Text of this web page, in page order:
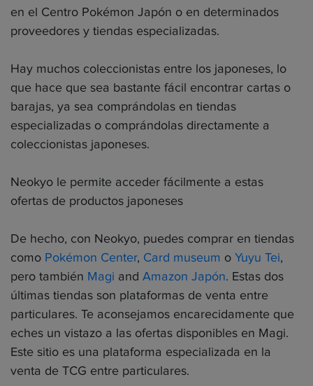
en el Centro Pokémon Japón o en determinados
proveedores y tiendas especializadas.
Hay muchos coleccionistas entre los japoneses, lo
que hace que sea bastante fácil encontrar cartas o
barajas, ya sea comprándolas en tiendas
especializadas o comprándolas directamente a
coleccionistas japoneses.
Neokyo le permite acceder fácilmente a estas
ofertas de productos japoneses
De hecho, con Neokyo, puedes comprar en tiendas
como Pokémon Center, Card museum o Yuyu Tei,
pero también Magi and Amazon Japón. Estas dos
últimas tiendas son plataformas de venta entre
particulares. Te aconsejamos encarecidamente que
eches un vistazo a las ofertas disponibles en Magi.
Este sitio es una plataforma especializada en la
venta de TCG entre particulares.